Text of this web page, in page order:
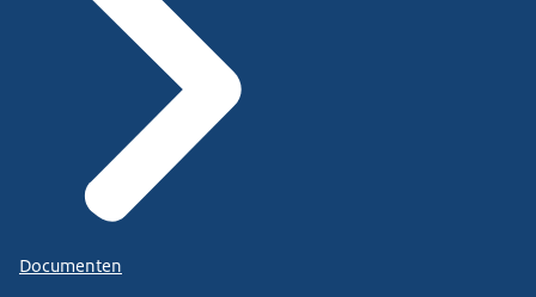
Documenten